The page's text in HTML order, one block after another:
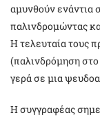
αμυνθούν ενάντια
παλινδρομώντας
Η τελευταία τους
(παλινδρόμηση στο
γερά σε μια
Η συγγραφέας